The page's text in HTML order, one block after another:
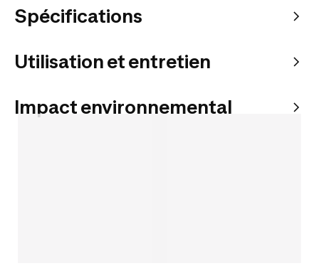
Spécifications
Utilisation et entretien
Impact environnemental